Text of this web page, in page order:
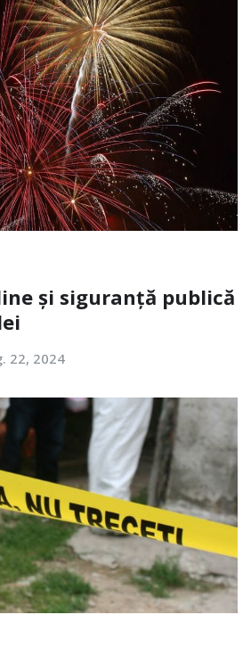
și siguranță publică
22, 2024